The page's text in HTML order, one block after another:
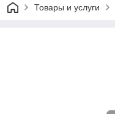
Товары и услуги